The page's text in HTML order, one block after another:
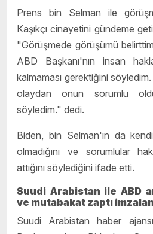
Prens bin Selman ile
Kaşıkçı cinayetini gündeme
"Görüşmede görüşümü
ABD Başkanı'nın insan
kalmaması gerektiğini
olaydan onun sorumlu
söyledim." dedi.
Biden, bin Selman'ın da
olmadığını ve sorumlular
attığını söylediğini ifade etti.
Suudi Arabistan ile ABD
ve mutabakat zaptı
Suudi Arabistan haber